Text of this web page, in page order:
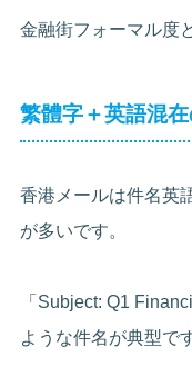
金融街フォーマル度
繁體字＋英語混
香港メールは件名英
が多いです。
「Subject: Q1
ような件名が典型で